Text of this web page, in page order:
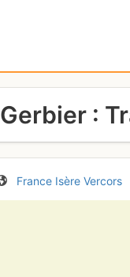
Gerbier :
France Isère Vercors